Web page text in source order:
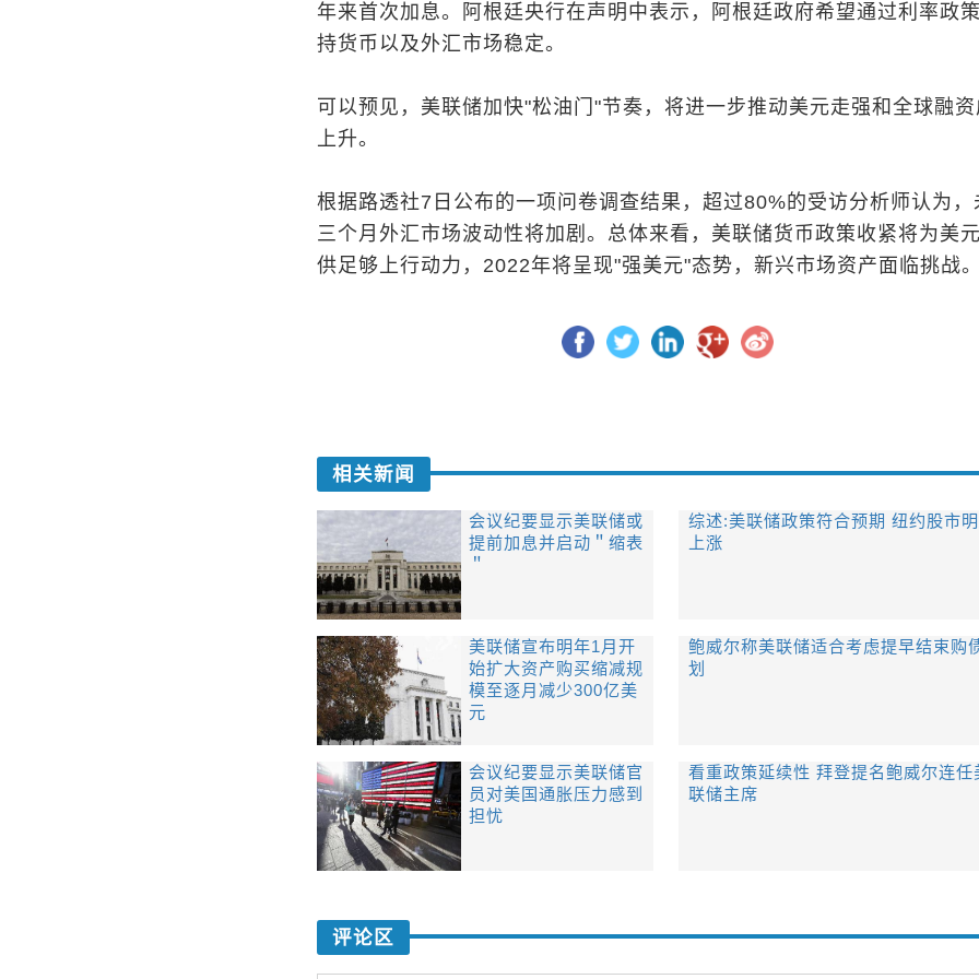
年来首次加息。阿根廷央行在声明中表示，阿根廷政府希望通过利率政
持货币以及外汇市场稳定。
可以预见，美联储加快"松油门"节奏，将进一步推动美元走强和全球融
上升。
根据路透社7日公布的一项问卷调查结果，超过80%的受访分析师认为，
三个月外汇市场波动性将加剧。总体来看，美联储货币政策收紧将为美
供足够上行动力，2022年将呈现"强美元"态势，新兴市场资产面临挑战。
相关新闻
会议纪要显示美联储或
提前加息并启动＂缩表
＂
综述:美联储政策符合预期 纽约股市
上涨
美联储宣布明年1月开
始扩大资产购买缩减规
模至逐月减少300亿美
元
鲍威尔称美联储适合考虑提早结束购
划
会议纪要显示美联储官
员对美国通胀压力感到
担忧
看重政策延续性 拜登提名鲍威尔连任
联储主席
评论区